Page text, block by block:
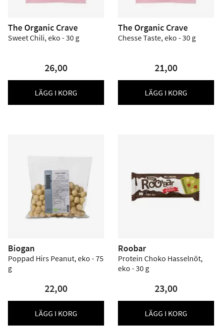
The Organic Crave
Sweet Chili, eko - 30 g
26,00
LÄGG I KORG
The Organic Crave
Chesse Taste, eko - 30 g
21,00
LÄGG I KORG
Biogan
Poppad Hirs Peanut, eko - 75
g
22,00
LÄGG I KORG
Roobar
Protein Choko Hasselnöt,
eko - 30 g
23,00
LÄGG I KORG